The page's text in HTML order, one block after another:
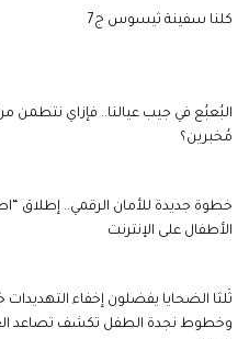
كلنا سفينة ثيسوس ج7
البُعبُع في جيب عيالنا.. فإزاي نتطمن
مُخبرين؟
خطوة جديدة للأمان الرقمي.. إطلاق
الأطفال على الإنترنت
ثُلثا الضحايا يفضلون إخفاء التهديدات
وخطوط نجدة الطفل تكشف تصاعد